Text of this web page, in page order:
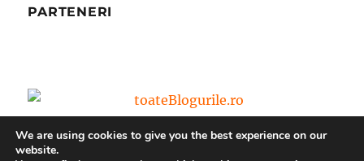
PARTENERI
We are using cookies to give you the best experience on our
website.